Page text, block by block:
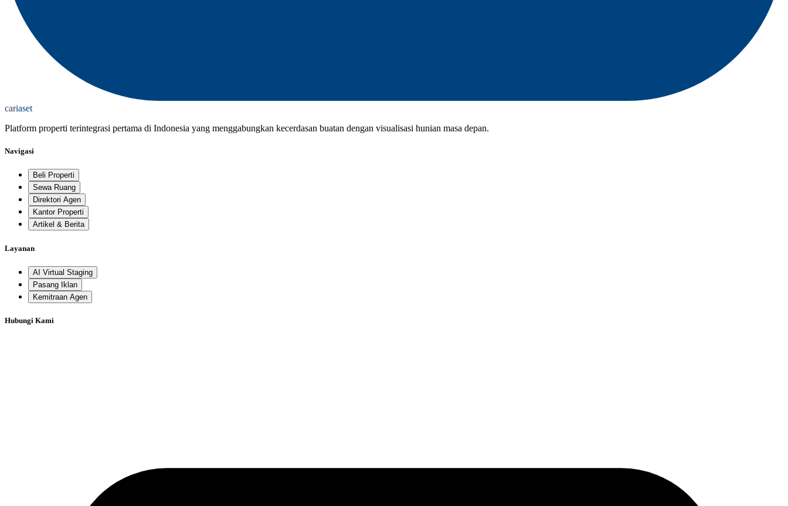
cariaset
Platform properti terintegrasi pertama di Indonesia yang menggabungkan kecerdasan buatan dengan visualisasi hunian masa depan.
Navigasi
Beli Properti
Sewa Ruang
Direktori Agen
Kantor Properti
Artikel & Berita
Layanan
AI Virtual Staging
Pasang Iklan
Kemitraan Agen
Hubungi Kami